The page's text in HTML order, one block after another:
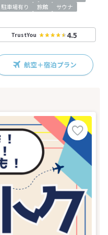
駐車場有り 旅館
サウナ
TrustYou 4.5
航空＋宿泊プラン